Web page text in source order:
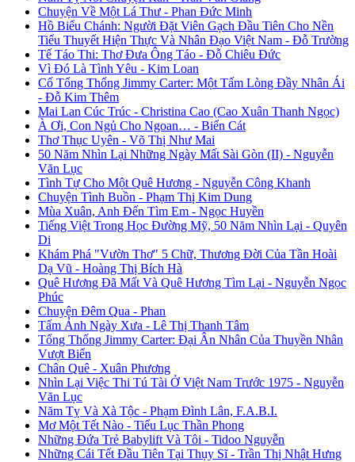
Chuyện Về Một Lá Thư - Phan Đức Minh
Hồ Biểu Chánh: Người Đặt Viên Gạch Đầu Tiên Cho Nền
Tiểu Thuyết Hiện Thực Và Nhân Đạo Việt Nam - Đỗ Trường
Tế Táo Thi: Thơ Đưa Ông Táo - Đỗ Chiêu Đức
Vì Đó Là Tình Yêu - Kim Loan
Cố Tổng Thống Jimmy Carter: Một Tấm Lòng Đầy Nhân Ái
- Đỗ Kim Thêm
Mai Lan Cúc Trúc - Christina Cao (Cao Xuân Thanh Ngọc)
À Ơi, Con Ngủ Cho Ngoan… - Biển Cát
Thơ Thục Uyên - Võ Thị Như Mai
50 Năm Nhìn Lại Những Ngày Mất Sài Gòn (II) - Nguyễn
Văn Lục
Tình Tự Cho Một Quê Hương - Nguyễn Công Khanh
Chuyện Tình Buồn - Phạm Thị Kim Dung
Mùa Xuân, Anh Đến Tìm Em - Ngọc Huyền
Tiếng Việt Trong Học Đường Mỹ, 50 Năm Nhìn Lại - Quyên
Di
Khám Phá "Vườn Thơ" 5 Chữ, Thương Đời Của Tần Hoài
Dạ Vũ - Hoàng Thị Bích Hà
Quê Hương Đã Mất Và Quê Hương Tìm Lại - Nguyễn Ngọc
Phúc
Chuyện Đêm Qua - Phan
Tấm Ảnh Ngày Xưa - Lê Thị Thanh Tâm
Tổng Thống Jimmy Carter: Đại Ân Nhân Của Thuyền Nhân
Vượt Biển
Chân Quê - Xuân Phương
Nhìn Lại Việc Thi Tú Tài Ở Việt Nam Trước 1975 - Nguyễn
Văn Lục
Năm Tỵ Và Xà Tộc - Phạm Đình Lân, F.A.B.I.
Mơ Một Tết Nào - Tiểu Lục Thần Phong
Những Đứa Trẻ Babylift Và Tôi - Tidoo Nguyễn
Những Cái Tết Đầu Tiên Tại Thụy Sĩ - Trần Thị Nhật Hưng